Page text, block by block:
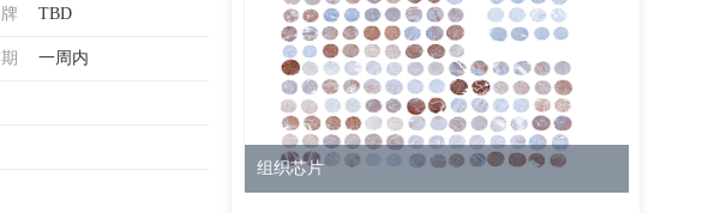
TBD
一周内
组织芯片